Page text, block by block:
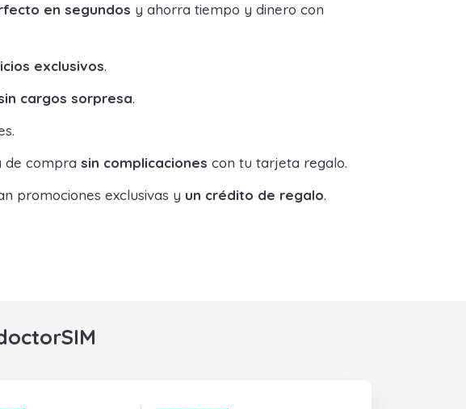
en segundos y ahorra tiempo y dinero con
exclusivos.
cargos sorpresa.
de compra sin complicaciones con tu tarjeta regalo.
promociones exclusivas y un crédito de regalo.